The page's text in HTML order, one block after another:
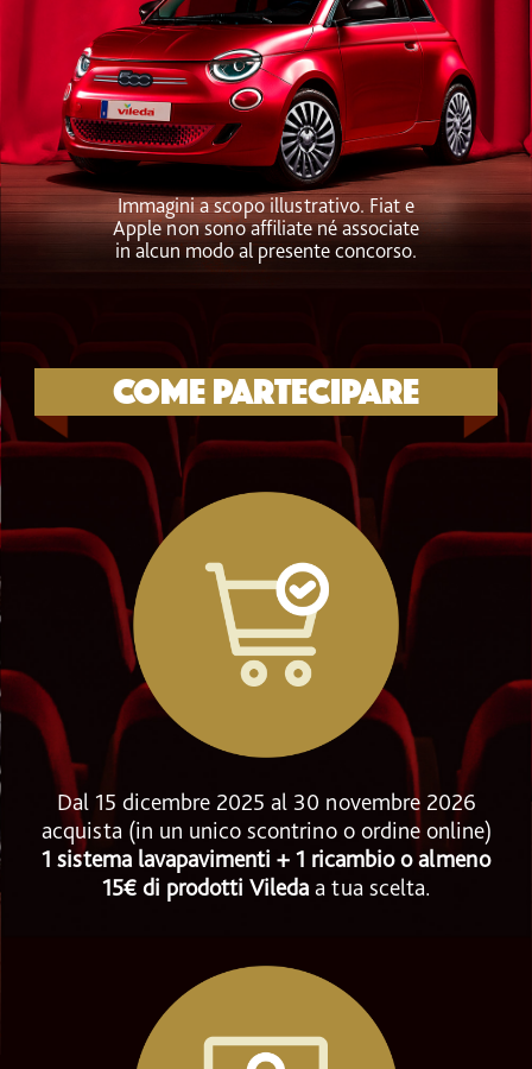
Immagini a scopo illustrativo. Fiat e
Apple non sono affiliate né associate
in alcun modo al presente concorso.
Come partecipare
Dal 15 dicembre 2025 al 30 novembre 2026
acquista (in un unico scontrino o ordine online)
1 sistema lavapavimenti + 1 ricambio o almeno
15€ di prodotti Viledaa tua scelta.